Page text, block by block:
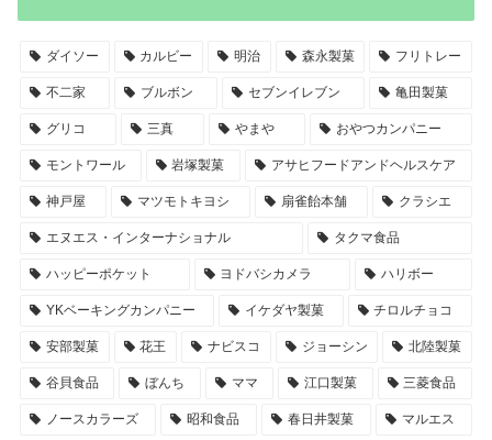
ダイソー カルビー 明治 森永製菓 フリトレー
不二家 ブルボン セブンイレブン 亀田製菓
グリコ 三真 やまや おやつカンパニー
モントワール 岩塚製菓 アサヒフードアンドヘルスケア
神戸屋 マツモトキヨシ 扇雀飴本舗 クラシエ
エヌエス・インターナショナル タクマ食品
ハッピーポケット ヨドバシカメラ ハリボー
YKベーキングカンパニー イケダヤ製菓 チロルチョコ
安部製菓 花王 ナビスコ ジョーシン 北陸製菓
谷貝食品 ぼんち ママ 江口製菓 三菱食品
ノースカラーズ 昭和食品 春日井製菓 マルエス